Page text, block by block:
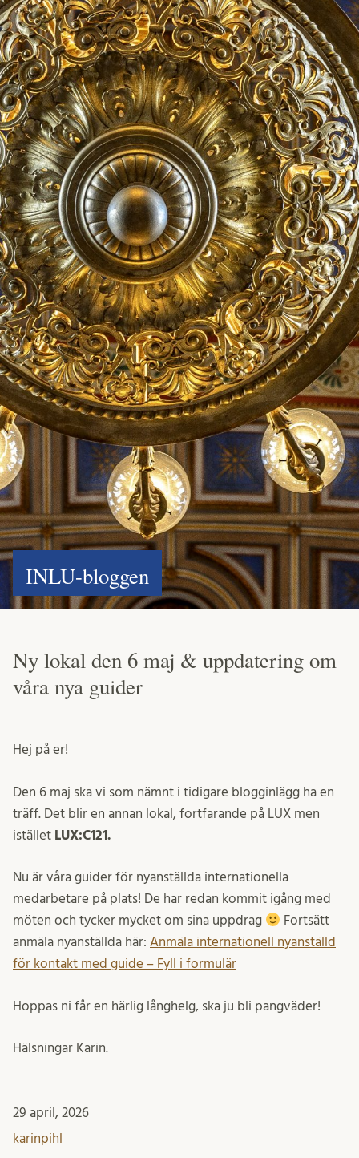
INLU-bloggen
Ny lokal den 6 maj & uppdatering om
våra nya guider
Hej på er!
Den 6 maj ska vi som nämnt i tidigare blogginlägg ha en
träff. Det blir en annan lokal, fortfarande på LUX men
istället LUX:C121.
Nu är våra guider för nyanställda internationella
medarbetare på plats! De har redan kommit igång med
möten och tycker mycket om sina uppdrag
Fortsätt
anmäla nyanställda här: Anmäla internationell nyanställd
för kontakt med guide – Fyll i formulär
Hoppas ni får en härlig långhelg, ska ju bli pangväder!
Hälsningar Karin.
29 april, 2026
karinpihl